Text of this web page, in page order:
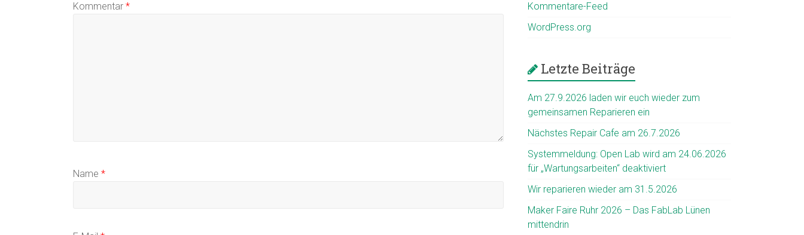
Kommentar *
Name *
Kommentare-Feed
WordPress.org
Letzte Beiträge
Am 27.9.2026 laden wir euch wieder zum
gemeinsamen Reparieren ein
Nächstes Repair Cafe am 26.7.2026
Systemmeldung: Open Lab wird am 24.06.2026
für „Wartungsarbeiten“ deaktiviert
Wir reparieren wieder am 31.5.2026
Maker Faire Ruhr 2026 – Das FabLab Lünen
mittendrin